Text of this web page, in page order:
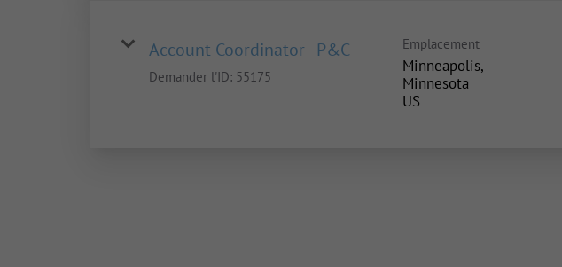
Account Coordinator - P&C
Demander l'ID: 55175
Emplacement
Minneapolis,
Minnesota